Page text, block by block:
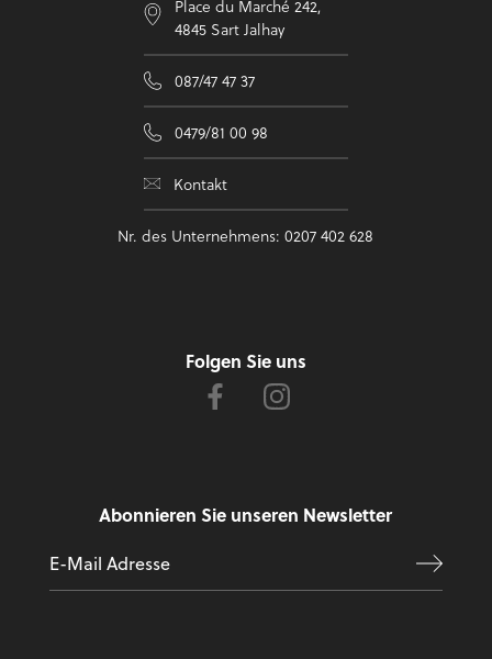
Place du Marché 242,
4845 Sart Jalhay
087/47 47 37
0479/81 00 98
Kontakt
Nr. des Unternehmens: 0207 402 628
Folgen Sie uns
Abonnieren Sie unseren Newsletter